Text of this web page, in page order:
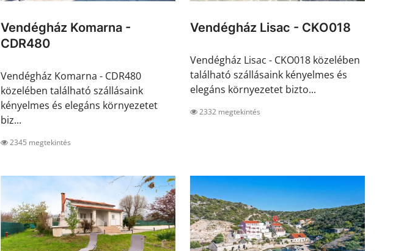
Vendégház Komarna -
CDR480
Vendégház Komarna - CDR480
közelében található szállásaink
kényelmes és elegáns környezetet
biz...
2345 megtekintés
Vendégház Lisac - CKO018
Vendégház Lisac - CKO018 közelében
található szállásaink kényelmes és
elegáns környezetet bizto...
2332 megtekintés